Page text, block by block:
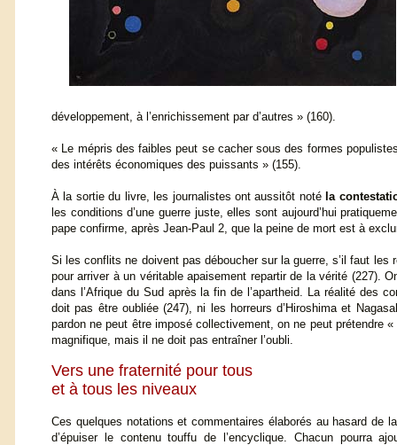
développement, à l’enrichissement par d’autres » (160).
« Le mépris des faibles peut se cacher sous des formes
des intérêts économiques des puissants » (155).
À la sortie du livre, les journalistes ont aussitôt noté la
les conditions d’une guerre juste, elles sont aujourd’hui
pape confirme, après Jean-Paul 2, que la peine de mort est à
Si les conflits ne doivent pas déboucher sur la guerre, s’il faut les
pour arriver à un véritable apaisement repartir de la vérité (227).
dans l’Afrique du Sud après la fin de l’apartheid. La réalité des
doit pas être oubliée (247), ni les horreurs d’Hiroshima et
pardon ne peut être imposé collectivement, on ne peut prétendre
magnifique, mais il ne doit pas entraîner l’oubli.
Vers une fraternité pour tous
et à tous les niveaux
Ces quelques notations et commentaires élaborés au hasard de
d’épuiser le contenu touffu de l’encyclique. Chacun pourra